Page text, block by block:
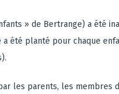
» de Bertrange) a été
été planté pour chaque
les parents, les membres